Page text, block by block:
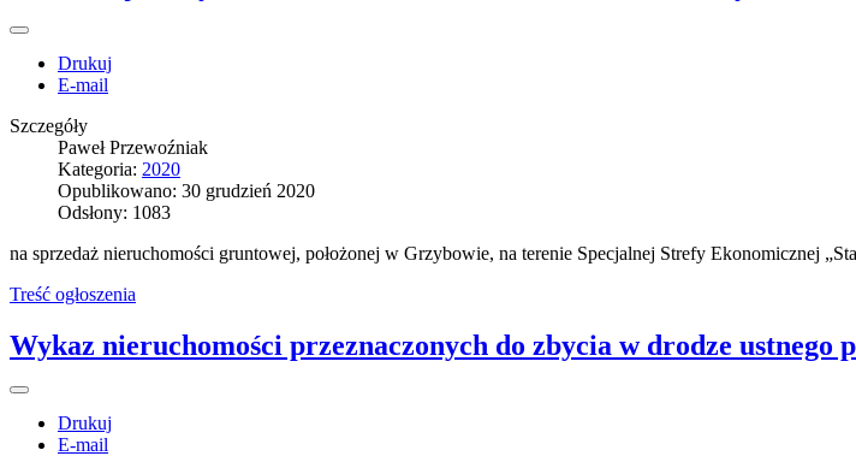
Drukuj
E-mail
Szczegóły
Paweł Przewoźniak
Kategoria: 2020
Opublikowano: 30 grudzień 2020
Odsłony: 1083
na sprzedaż nieruchomości gruntowej, położonej w Grzybowie, na terenie Specjalnej Strefy Ekonomicznej
Treść ogłoszenia
Wykaz nieruchomości przeznaczonych do zbycia w drodze ustnego
Drukuj
E-mail